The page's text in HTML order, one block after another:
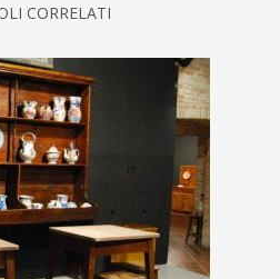
CORRELATI